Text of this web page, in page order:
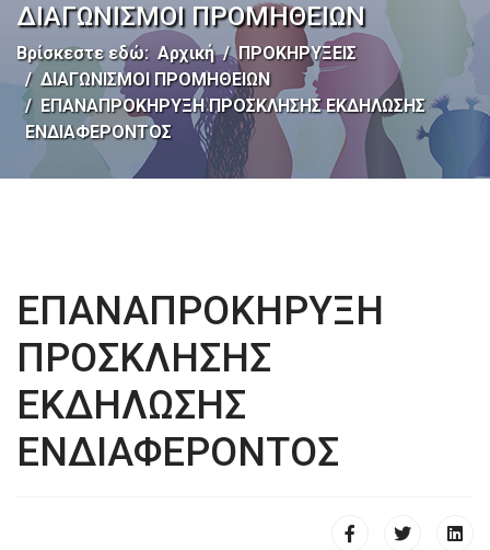
ΔΙΑΓΩΝΙΣΜΟΙ ΠΡΟΜΗΘΕΙΩΝ
Βρίσκεστε εδώ: Αρχική
ΠΡΟΚΗΡΥΞΕΙΣ
ΔΙΑΓΩΝΙΣΜΟΙ ΠΡΟΜΗΘΕΙΩΝ
ΕΠΑΝΑΠΡΟΚΗΡΥΞΗ ΠΡΟΣΚΛΗΣΗΣ ΕΚΔΗΛΩΣΗΣ
ΕΝΔΙΑΦΕΡΟΝΤΟΣ
ΕΠΑΝΑΠΡΟΚΗΡΥΞΗ
ΠΡΟΣΚΛΗΣΗΣ
ΕΚΔΗΛΩΣΗΣ
ΕΝΔΙΑΦΕΡΟΝΤΟΣ